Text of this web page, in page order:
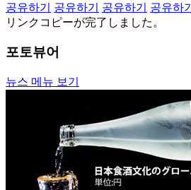
공유하기
공유하기 공유하기 공유하기
リンクコピーが完了しました。
포토뷰어
뉴스 메뉴 보기